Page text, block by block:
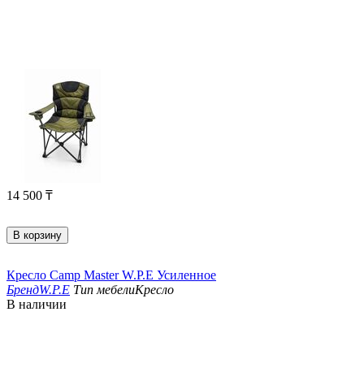
14 500 ₸
В корзину
Кресло Camp Master W.P.E Усиленное
БрендW.P.E Тип мебелиКресло
В наличии